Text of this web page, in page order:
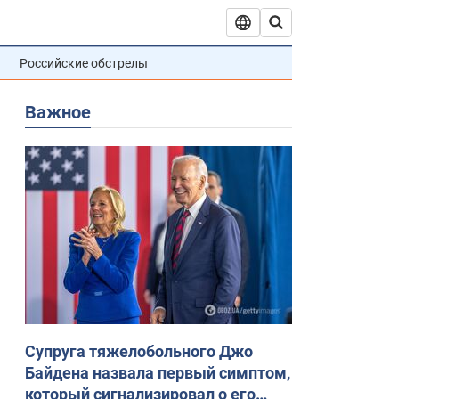
Российские обстрелы
Важное
Супруга тяжелобольного Джо
Байдена назвала первый симптом,
который сигнализировал о его